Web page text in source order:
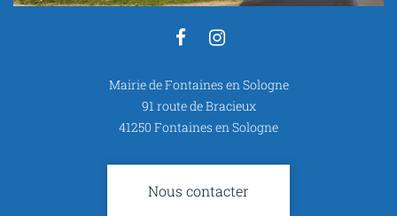
Lien
le
compte
Facebook
le
compte
Instagram
Mairie de Fontaines en Sologne
91 route de Bracieux
41250 Fontaines en Sologne
Nous contacter